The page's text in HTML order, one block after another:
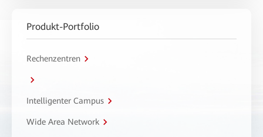
Produkt-Portfolio
Rechenzentren
Intelligenter Campus
Wide Area Network